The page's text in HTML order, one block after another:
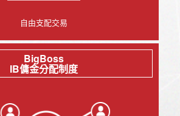
自由支配交易
BigBoss
IB傭金分配制度